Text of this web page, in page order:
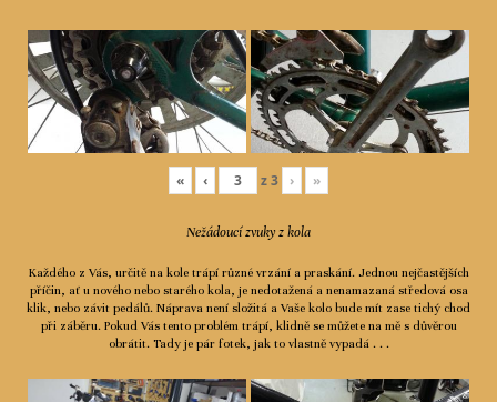
« ‹ z3 › »
Nežádoucí zvuky z kola
Každého z Vás, určitě na kole trápí různé vrzání a praskání. Jednou nejčastějších
příčin, ať u nového nebo starého kola, je nedotažená a nenamazaná středová osa
klik, nebo závit pedálů. Náprava není složitá a Vaše kolo bude mít zase tichý chod
při záběru. Pokud Vás tento problém trápí, klidně se můžete na mě s důvěrou
obrátit. Tady je pár fotek, jak to vlastně vypadá . . .